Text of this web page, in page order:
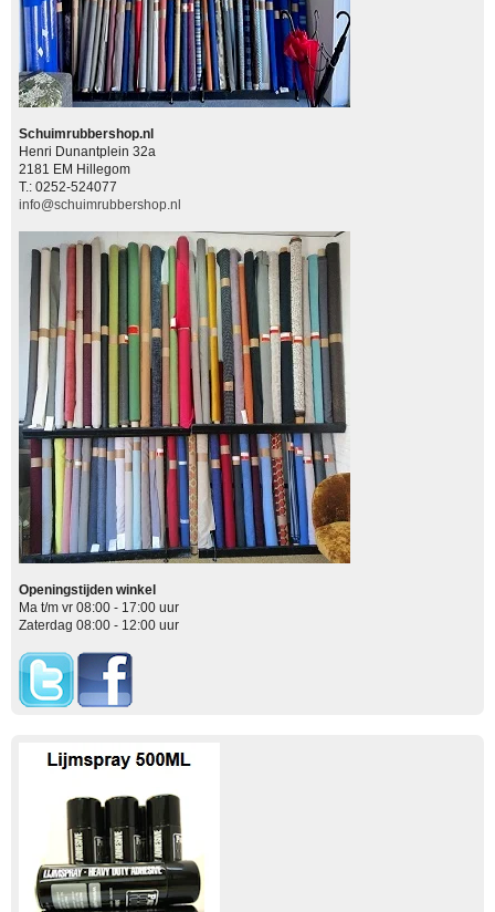
Schuimrubbershop.nl
Henri Dunantplein 32a
2181 EM Hillegom
T.: 0252-524077
info@schuimrubbershop.nl
Openingstijden winkel
Ma t/m vr 08:00 - 17:00 uur
Zaterdag 08:00 - 12:00 uur